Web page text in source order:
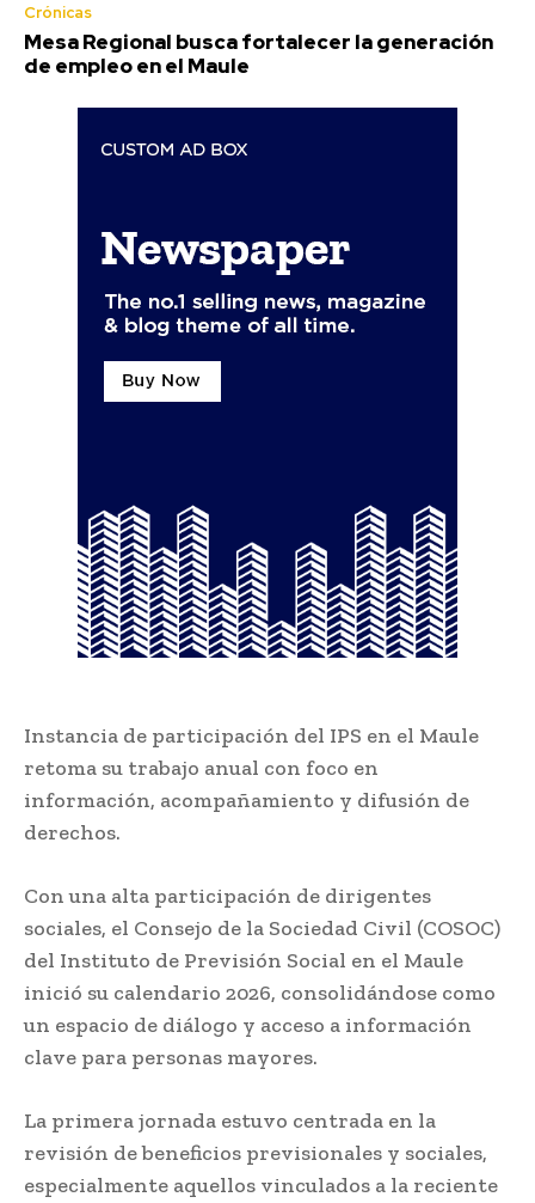
Crónicas
Mesa Regional busca fortalecer la generación
de empleo en el Maule
Instancia de participación del IPS en el Maule
retoma su trabajo anual con foco en
información, acompañamiento y difusión de
derechos.
Con una alta participación de dirigentes
sociales, el Consejo de la Sociedad Civil (COSOC)
del Instituto de Previsión Social en el Maule
inició su calendario 2026, consolidándose como
un espacio de diálogo y acceso a información
clave para personas mayores.
La primera jornada estuvo centrada en la
revisión de beneficios previsionales y sociales,
especialmente aquellos vinculados a la reciente